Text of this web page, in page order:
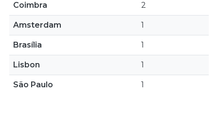
Coimbra 2
Amsterdam 1
Brasília 1
Lisbon 1
São Paulo 1